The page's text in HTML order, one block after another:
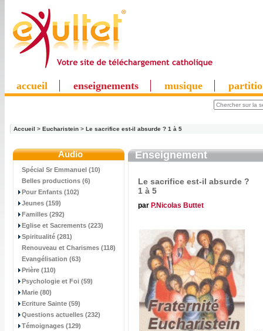
accueil enseignements musique
Accueil > Eucharistein > Le sacrifice est-il absurde ? 1 à 5
Audio
Spécial Sr Emmanuel (10)
Belles productions (6)
Pour Enfants (102)
Jeunes (159)
Familles (292)
Eglise et Sacrements (223)
Spiritualité (281)
Renouveau et Charismes (118)
Evangélisation (63)
Prière (110)
Psychologie et Foi (59)
Marie (80)
Ecriture Sainte (59)
Questions actuelles (232)
Témoignages (129)
Enseignement
Le sacrifice est-il absurde ?
1 à 5
par P.Nicolas Buttet